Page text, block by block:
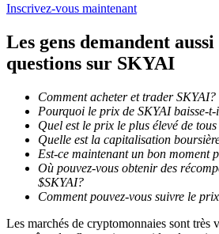
Des investissements exclusifs pour
Prêts
Service d'emprunt adossé à des
Inscrivez-vous maintenant
Les gens demandent
questions sur SKYAI
Comment acheter et trader SKYAI?
Pourquoi le prix de SKYAI baisse-
Quel est le prix le plus élevé de
Quelle est la capitalisation
Est-ce maintenant un bon moment
Où pouvez-vous obtenir des
$SKYAI?
Comment pouvez-vous suivre le
Les marchés de cryptomonnaies sont très